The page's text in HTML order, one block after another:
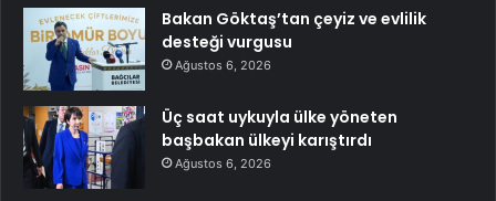
Bakan Göktaş’tan çeyiz ve evlilik
desteği vurgusu
Ağustos 6, 2026
Üç saat uykuyla ülke yöneten
başbakan ülkeyi karıştırdı
Ağustos 6, 2026